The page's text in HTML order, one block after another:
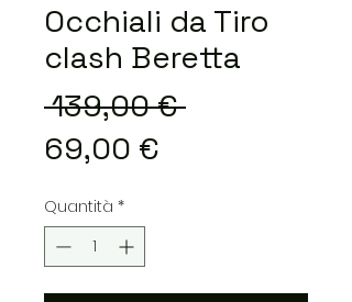
Occhiali da Tiro
clash Beretta
139,00 € Prezzo
69,00 €
Quantità *